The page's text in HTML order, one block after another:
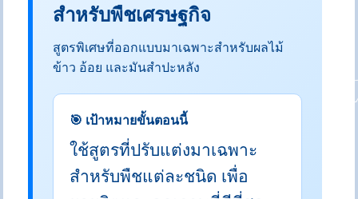
สำหรับพืชเศรษฐกิจ
สูตรพิเศษที่ออกแบบมาเฉพาะสำหรับผลไม้
ข้าว อ้อย และมันสำปะหลัง
🎯 เป้าหมายขั้นตอนนี้
ใช้สูตรที่ปรับแต่งมาเฉพาะ
สำหรับพืชแต่ละชนิด เพื่อ